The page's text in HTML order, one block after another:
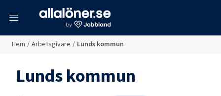
Hem / Arbetsgivare / Lunds kommun
Lunds kommun